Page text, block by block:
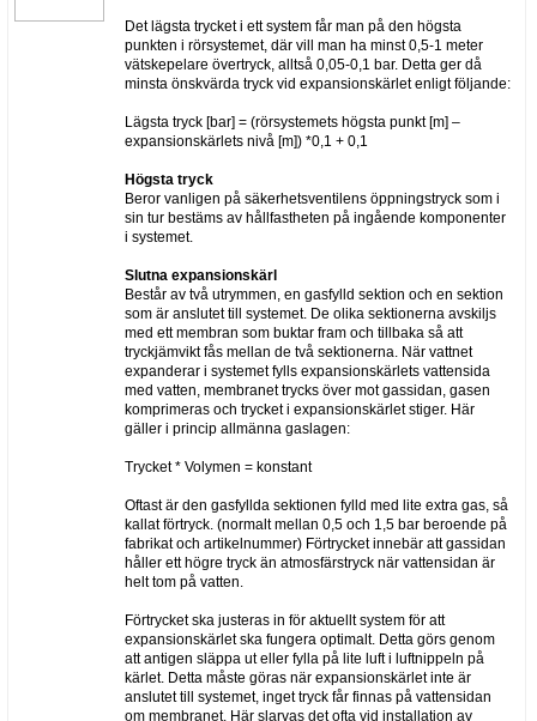
Det lägsta trycket i ett system får man på den högsta
punkten i rörsystemet, där vill man ha minst 0,5-1 meter
vätskepelare övertryck, alltså 0,05-0,1 bar. Detta ger då
minsta önskvärda tryck vid expansionskärlet enligt följande:
Lägsta tryck [bar] = (rörsystemets högsta punkt [m] –
expansionskärlets nivå [m]) *0,1 + 0,1
Högsta tryck
Beror vanligen på säkerhetsventilens öppningstryck som i
sin tur bestäms av hållfastheten på ingående komponenter
i systemet.
Slutna expansionskärl
Består av två utrymmen, en gasfylld sektion och en sektion
som är anslutet till systemet. De olika sektionerna avskiljs
med ett membran som buktar fram och tillbaka så att
tryckjämvikt fås mellan de två sektionerna. När vattnet
expanderar i systemet fylls expansionskärlets vattensida
med vatten, membranet trycks över mot gassidan, gasen
komprimeras och trycket i expansionskärlet stiger. Här
gäller i princip allmänna gaslagen:
Trycket * Volymen = konstant
Oftast är den gasfyllda sektionen fylld med lite extra gas, så
kallat förtryck. (normalt mellan 0,5 och 1,5 bar beroende på
fabrikat och artikelnummer) Förtrycket innebär att gassidan
håller ett högre tryck än atmosfärstryck när vattensidan är
helt tom på vatten.
Förtrycket ska justeras in för aktuellt system för att
expansionskärlet ska fungera optimalt. Detta görs genom
att antigen släppa ut eller fylla på lite luft i luftnippeln på
kärlet. Detta måste göras när expansionskärlet inte är
anslutet till systemet, inget tryck får finnas på vattensidan
om membranet. Här slarvas det ofta vid installation av